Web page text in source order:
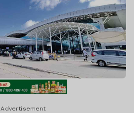
Advertisement